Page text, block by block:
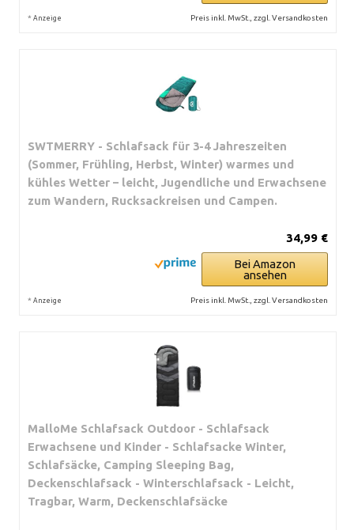
* Anzeige Preis inkl. MwSt., zzgl. Versandkosten
SWTMERRY - Schlafsack für 3-4 Jahreszeiten
(Sommer, Frühling, Herbst, Winter) warmes und
kühles Wetter – leicht, Jugendliche und Erwachsene
zum Wandern, Rucksackreisen und Campen.
34,99 €
Bei Amazon
ansehen
* Anzeige Preis inkl. MwSt., zzgl. Versandkosten
MalloMe Schlafsack Outdoor - Schlafsack
Erwachsene und Kinder - Schlafsacke Winter,
Schlafsäcke, Camping Sleeping Bag,
Deckenschlafsack - Winterschlafsack - Leicht,
Tragbar, Warm, Deckenschlafsäcke